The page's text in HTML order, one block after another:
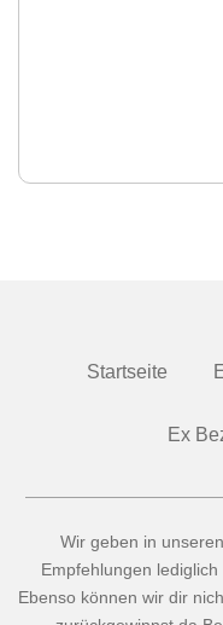
Startseite
Ex
Wir geben in
Empfehlungen
Ebenso können wir dir